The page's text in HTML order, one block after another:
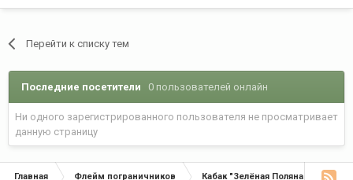
Перейти к списку тем
Последние посетители 0 пользователей онлайн
Ни одного зарегистрированного пользователя не просматривает
данную страницу
Главная Флейм пограничников Кабак "Зелёная Поляна"